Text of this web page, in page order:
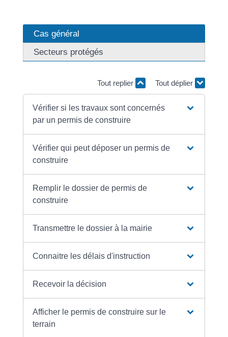
Cas général
Secteurs protégés
Tout replier Tout déplier
Vérifier si les travaux sont concernés
par un permis de construire
Vérifier qui peut déposer un permis de
construire
Remplir le dossier de permis de
construire
Transmettre le dossier à la mairie
Connaitre les délais d'instruction
Recevoir la décision
Afficher le permis de construire sur le
terrain